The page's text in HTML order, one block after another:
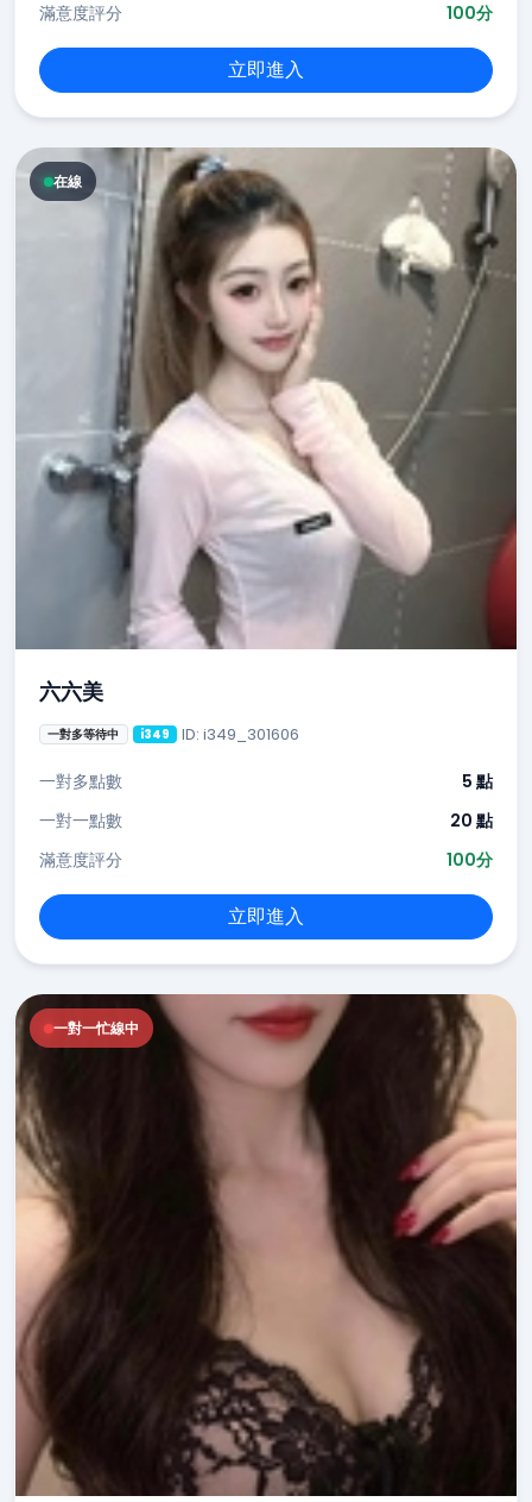
滿意度評分
100分
立即進入
在線
六六美
一對多等待中 i349 ID: i349_301606
一對多點數
5 點
一對一點數
20 點
滿意度評分
100分
立即進入
一對一忙線中